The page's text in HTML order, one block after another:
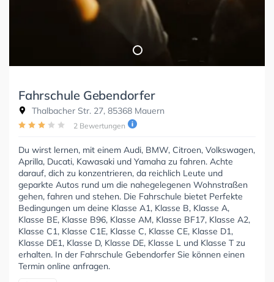
Fahrschule Gebendorfer
Thalbacher Str. 27, 85368 Mauern
2 Bewertungen
Du wirst lernen, mit einem Audi, BMW, Citroen, Volkswagen,
Aprilla, Ducati, Kawasaki und Yamaha zu fahren. Achte
darauf, dich zu konzentrieren, da reichlich Leute und
geparkte Autos rund um die nahegelegenen Wohnstraßen
gehen, fahren und stehen. Die Fahrschule bietet Perfekte
Bedingungen um deine Klasse A1, Klasse B, Klasse A,
Klasse BE, Klasse B96, Klasse AM, Klasse BF17, Klasse A2,
Klasse C1, Klasse C1E, Klasse C, Klasse CE, Klasse D1,
Klasse DE1, Klasse D, Klasse DE, Klasse L und Klasse T zu
erhalten. In der Fahrschule Gebendorfer Sie können einen
Termin online anfragen.